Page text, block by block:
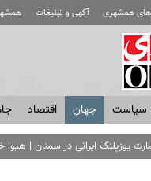
های همشهری آگهی و تبلیغات
سياست جهان اقتصاد
یوزپلنگ ایرانی در سمنان |